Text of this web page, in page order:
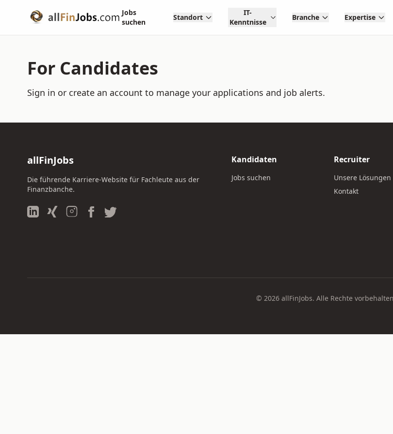
Jobs
suchen
Standort
IT-
Kenntnisse
Branche Expertise
For Candidates
Sign in or create an account to manage your applications and job alerts.
allFinJobs
Die führende Karriere-Website für Fachleute aus der
Finanzbanche.
Kandidaten
Jobs suchen
Recruiter
Unsere Lösungen
Kontakt
© 2026 allFinJobs. Alle Rechte